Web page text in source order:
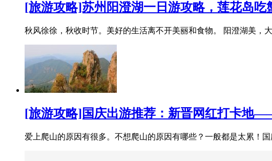
[旅游攻略]苏州阳澄湖一日游攻略，莲花岛吃
秋风徐徐，秋收时节。美好的生活离不开美丽和食物。 阳澄湖美，
[旅游攻略]国庆出游推荐：新晋网红打卡地
爱上爬山的原因有很多。不想爬山的原因有哪些？一般都是太累！